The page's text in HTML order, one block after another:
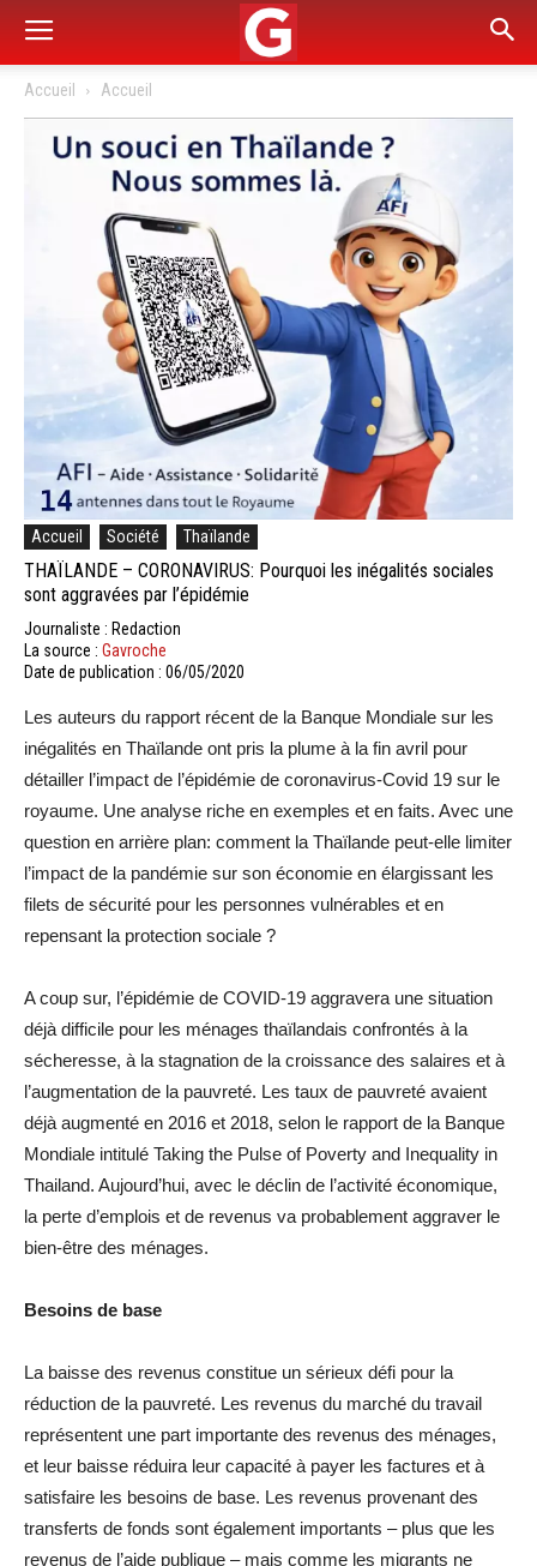
Accueil Accueil
Accueil Société Thaïlande
THAÏLANDE – CORONAVIRUS: Pourquoi les inégalités sociales
sont aggravées par l’épidémie
Journaliste : Redaction
La source : Gavroche
Date de publication : 06/05/2020
Les auteurs du rapport récent de la Banque Mondiale sur les
inégalités en Thaïlande ont pris la plume à la fin avril pour
détailler l’impact de l’épidémie de coronavirus-Covid 19 sur le
royaume. Une analyse riche en exemples et en faits. Avec une
question en arrière plan: comment la Thaïlande peut-elle limiter
l’impact de la pandémie sur son économie en élargissant les
filets de sécurité pour les personnes vulnérables et en
repensant la protection sociale ?
A coup sur, l’épidémie de COVID-19 aggravera une situation
déjà difficile pour les ménages thaïlandais confrontés à la
sécheresse, à la stagnation de la croissance des salaires et à
l’augmentation de la pauvreté. Les taux de pauvreté avaient
déjà augmenté en 2016 et 2018, selon le rapport de la Banque
Mondiale intitulé Taking the Pulse of Poverty and Inequality in
Thailand. Aujourd’hui, avec le déclin de l’activité économique,
la perte d’emplois et de revenus va probablement aggraver le
bien-être des ménages.
Besoins de base
La baisse des revenus constitue un sérieux défi pour la
réduction de la pauvreté. Les revenus du marché du travail
représentent une part importante des revenus des ménages,
et leur baisse réduira leur capacité à payer les factures et à
satisfaire les besoins de base. Les revenus provenant des
transferts de fonds sont également importants – plus que les
revenus de l’aide publique – mais comme les migrants ne